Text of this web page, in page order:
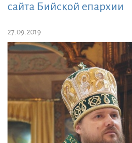
сайта Бийской епархии
27.09.2019